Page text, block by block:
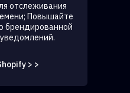
отслеживания
Повышайте
брендированной
> >